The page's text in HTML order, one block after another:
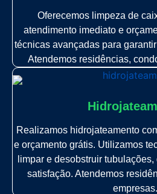
Oferecemos limpeza de
atendimento imediato e
técnicas avançadas para
Atendemos residências,
Realizamos hidrojateamento
e orçamento grátis. Utilizamos
limpar e desobstruir
satisfação. Atendemos
empresas.